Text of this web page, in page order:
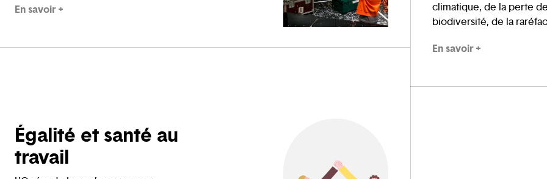
qui ne peuvent y venir, il va à leur
En savoir +
climatique, de la perte de
biodiversité, de la
penser et mettre en
En savoir +
Égalité et santé au
travail